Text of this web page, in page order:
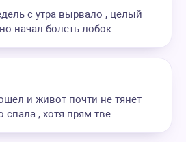
с утра вырвало , целый
начал болеть лобок
и живот почти не тянет
спала , хотя прям тве...